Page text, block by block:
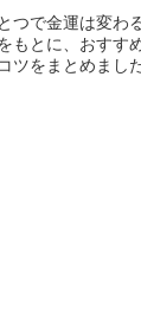
つで金運は変わ
もとに、おすす
ツをまとめました